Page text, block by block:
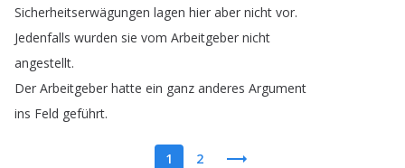
Sicherheitserwägungen lagen hier aber nicht vor.
Jedenfalls wurden sie vom Arbeitgeber nicht
angestellt.
Der Arbeitgeber hatte ein ganz anderes Argument
ins Feld geführt.
1 2